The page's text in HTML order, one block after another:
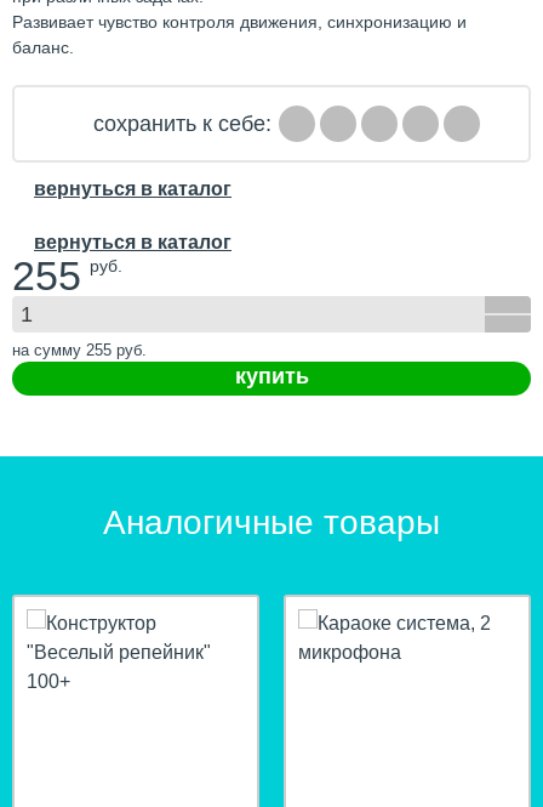
Развивает чувство контроля движения, синхронизацию и
баланс.
сохранить к себе:
вернуться в каталог
вернуться в каталог
255 руб.
на сумму 255 руб.
купить
Аналогичные товары